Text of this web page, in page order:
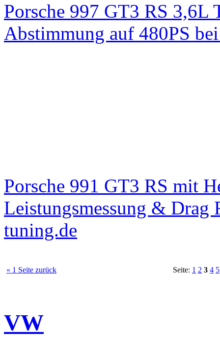
Porsche 997 GT3 RS
Abstimmung auf 480PS
Porsche 991 GT3 RS mit
Leistungsmessung & Drag
tuning.de
« 1 Seite zurück Seite: 1 2 3 4 5
VW